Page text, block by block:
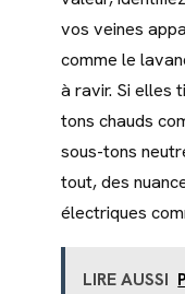
vos veines
comme le
à ravir. Si elles
tons chauds
sous-tons
tout, des
électriques
LIRE AUSSI